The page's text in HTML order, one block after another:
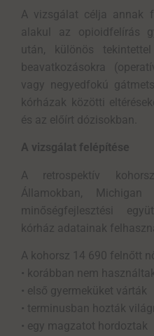
A vizsgálat célja annak
alakul az opioidfelírás
után, különös
beavatkozásokra
vagy negyedfokú
kórházak közötti
és az előírt dózisokban.
A vizsgálat felépítése
A retrospektív
Államokban,
minőségfejlesztési
kórház adatainak
A kohorsz 14 690 felnőtt
• korábban nem
• első gyermeküket várták
• terminusban hozták
• egy magzatot hordoztak